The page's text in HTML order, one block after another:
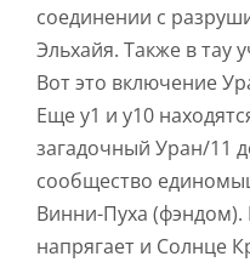
соединении с
Эльхайя. Также в тау
Вот это включение
Еще у1 и у10
загадочный Уран/11
сообщество
Винни-Пуха (фэндом).
напрягает и Солнце